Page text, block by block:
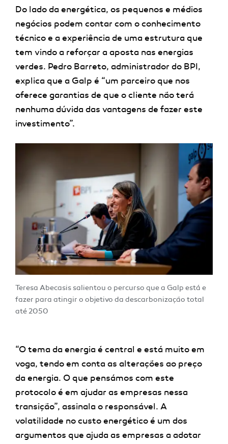
Do lado da energética, os pequenos e médios
negócios podem contar com o conhecimento
técnico e a experiência de uma estrutura que
tem vindo a reforçar a aposta nas energias
verdes. Pedro Barreto, administrador do BPI,
explica que a Galp é “um parceiro que nos
oferece garantias de que o cliente não terá
nenhuma dúvida das vantagens de fazer este
investimento”.
Teresa Abecasis salientou o percurso que a Galp está e
fazer para atingir o objetivo da descarbonização total
até 2050
“O tema da energia é central e está muito em
voga, tendo em conta as alterações ao preço
da energia. O que pensámos com este
protocolo é em ajudar as empresas nessa
transição”, assinala o responsável. A
volatilidade no custo energético é um dos
argumentos que ajuda as empresas a adotar